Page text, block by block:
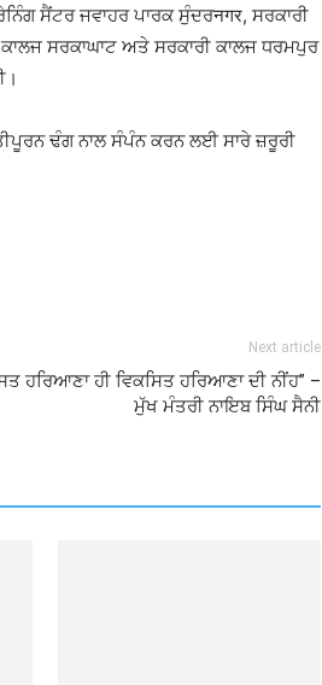
ਸੈਂਟਰ ਜਵਾਹਰ ਪਾਰਕ ਸੁੰਦਰनगर, ਸਰਕਾਰੀ
ਸਰਕਾਘਾਟ ਅਤੇ ਸਰਕਾਰੀ ਕਾਲਜ ਧਰਮਪੁਰ
ਢੰਗ ਨਾਲ ਸੰਪੰਨ ਕਰਨ ਲਈ ਸਾਰੇ ਜ਼ਰੂਰੀ
Next article
ਹਰਿਆਣਾ ਹੀ ਵਿਕਸਿਤ ਹਰਿਆਣਾ ਦੀ ਨੀਂਹ” –
ਮੁੱਖ ਮੰਤਰੀ ਨਾਇਬ ਸਿੰਘ ਸੈਨੀ